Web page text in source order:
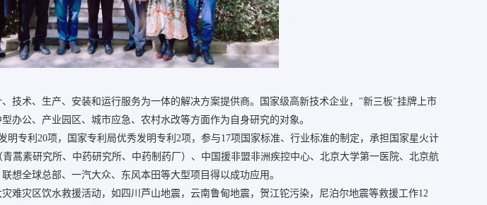
技术、生产、安装和运行服务为一体的解决方案提供商。国家级高新技术企业，"新三板"挂牌上市
办公、产业园区、城市应急、农村水改等方面作为自身研究的对象。
专利20项，国家专利局优秀发明专利2项，参与17项国家标准、行业标准的制定，承担国家星火计
蒿素研究所、中药研究所、中药制药厂）、中国援非盟非洲疾控中心、北京大学第一医院、北京航
想全球总部、一汽大众、东风本田等大型项目得以成功应用。
难灾区饮水救援活动，如四川芦山地震，云南鲁甸地震，贺江铊污染，尼泊尔地震等救援工作12